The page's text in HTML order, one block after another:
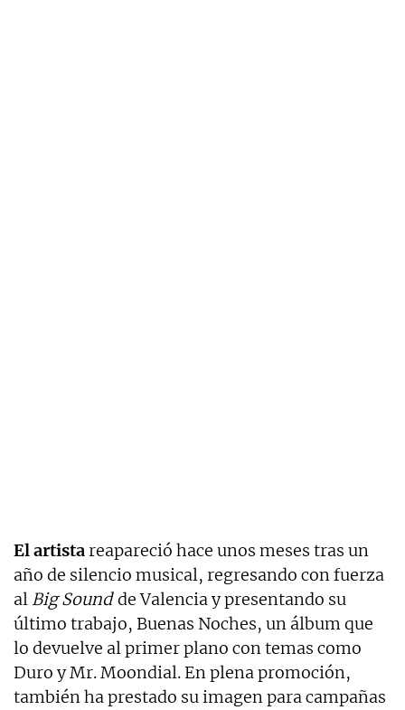
El artistareapareció hace unos meses tras un
año de silencio musical, regresando con fuerza
al Big Soundde Valencia y presentando su
último trabajo, Buenas Noches, un álbum que
lo devuelve al primer plano con temas como
Duro y Mr. Moondial. En plena promoción,
también ha prestado su imagen para campañas